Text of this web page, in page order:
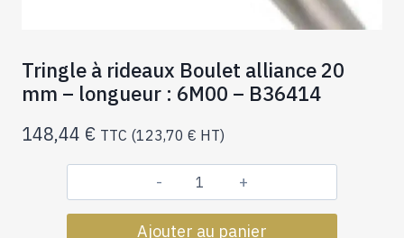
Tringle à rideaux Boulet alliance 20
mm – longueur : 6M00 – B36414
148,44 € TTC (123,70 € HT)
quantité
de
Ajouter au panier